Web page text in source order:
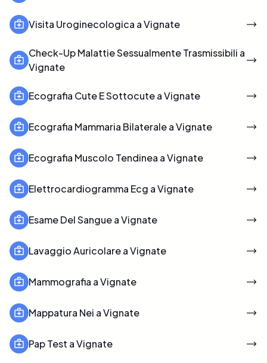
Visita Uroginecologica a Vignate
Check-Up Malattie Sessualmente Trasmissibili a
Vignate
Ecografia Cute E Sottocute a Vignate
Ecografia Mammaria Bilaterale a Vignate
Ecografia Muscolo Tendinea a Vignate
Elettrocardiogramma Ecg a Vignate
Esame Del Sangue a Vignate
Lavaggio Auricolare a Vignate
Mammografia a Vignate
Mappatura Nei a Vignate
Pap Test a Vignate